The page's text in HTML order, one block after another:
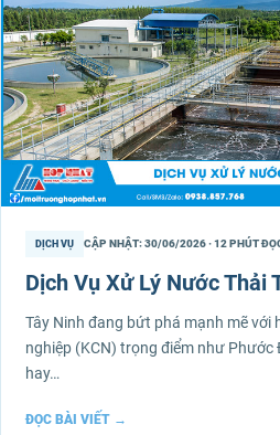
DỊCH VỤ CẬP NHẬT: 30/06/2026 · 12 PHÚT
Dịch Vụ Xử Lý Nước Thải
Tây Ninh đang bứt phá mạnh mẽ với
nghiệp (KCN) trọng điểm như Phước
hay…
ĐỌC BÀI VIẾT →